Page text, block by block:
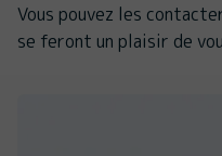
Vous pouvez les
se feront un plaisir de